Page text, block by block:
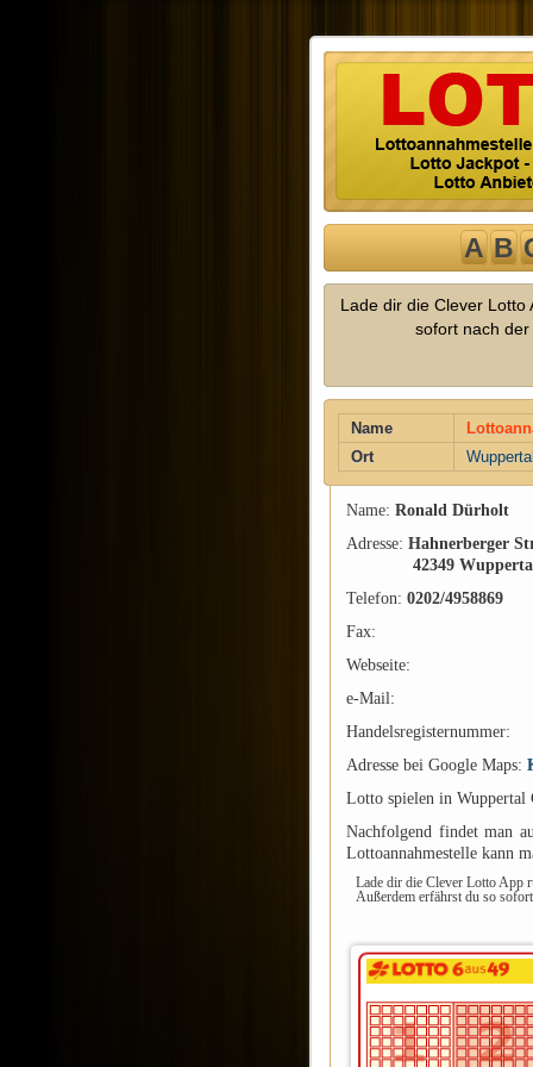
A B
Lade dir die Clever
sofort nach
Name
Ort
Name: Ronald Dürholt
Adresse: Hahnerberger
42349
Telefon: 0202/4958869
Fax:
Webseite:
e-Mail:
Handelsregisternummer:
Adresse bei Google Maps:
Lotto spielen in Wuppertal
Nachfolgend findet man
Lottoannahmestelle kann
Lade dir die Clever Lotto App
Außerdem erfährst du so